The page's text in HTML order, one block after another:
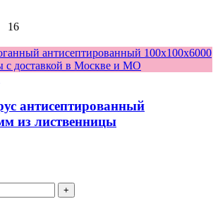
16
антисептированный
из лиственницы